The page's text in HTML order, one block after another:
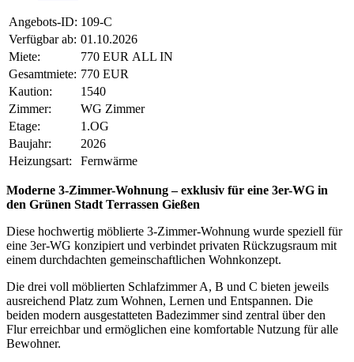
Angebots-ID: 109-C
Verfügbar ab: 01.10.2026
Miete:
770 EUR ALL IN
Gesamtmiete: 770 EUR
Kaution:
1540
Zimmer:
WG Zimmer
Etage:
1.OG
Baujahr:
2026
Heizungsart:
Fernwärme
Moderne 3-Zimmer-Wohnung – exklusiv für eine 3er-WG in
den Grünen Stadt Terrassen Gießen
Diese hochwertig möblierte 3-Zimmer-Wohnung wurde speziell für
eine 3er-WG konzipiert und verbindet privaten Rückzugsraum mit
einem durchdachten gemeinschaftlichen Wohnkonzept.
Die drei voll möblierten Schlafzimmer A, B und C bieten jeweils
ausreichend Platz zum Wohnen, Lernen und Entspannen. Die
beiden modern ausgestatteten Badezimmer sind zentral über den
Flur erreichbar und ermöglichen eine komfortable Nutzung für alle
Bewohner.